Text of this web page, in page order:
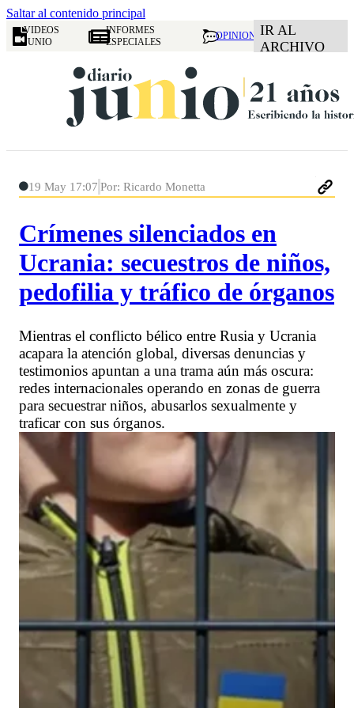
Saltar al contenido principal
VIDEOS
JUNIO
INFORMES
ESPECIALES
OPINION IR AL
ARCHIVO
19 May 17:07 Por: Ricardo Monetta
Crímenes silenciados en
Ucrania: secuestros de niños,
pedofilia y tráfico de órganos
Mientras el conflicto bélico entre Rusia y Ucrania
acapara la atención global, diversas denuncias y
testimonios apuntan a una trama aún más oscura:
redes internacionales operando en zonas de guerra
para secuestrar niños, abusarlos sexualmente y
traficar con sus órganos.